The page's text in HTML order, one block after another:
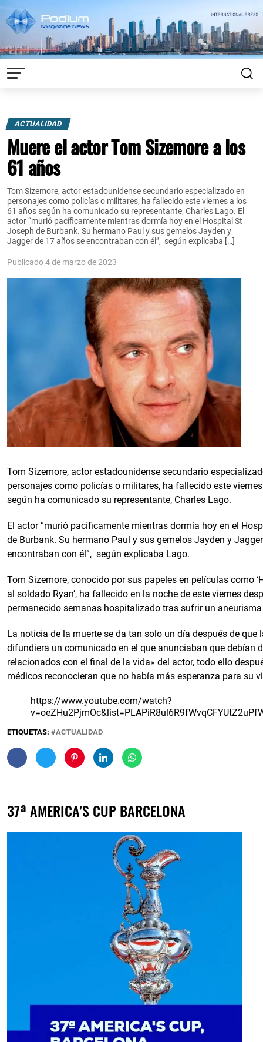
ACTUALIDAD
Muere el actor Tom Sizemore a los
61 años
Tom Sizemore, actor estadounidense secundario especializado en
personajes como policías o militares, ha fallecido este viernes a los
61 años según ha comunicado su representante, Charles Lago. El
actor “murió pacíficamente mientras dormía hoy en el Hospital St
Joseph de Burbank. Su hermano Paul y sus gemelos Jayden y
Jagger de 17 años se encontraban con él”, según explicaba […]
Publicado 4 de marzo de 2023
Tom Sizemore, actor estadounidense secundario
personajes como policías o militares, ha fallecido este
según ha comunicado su representante, Charles Lago.
El actor “murió pacíficamente mientras dormía hoy en el
de Burbank. Su hermano Paul y sus gemelos Jayden y
encontraban con él”, según explicaba Lago.
Tom Sizemore, conocido por sus papeles en películas como
al soldado Ryan’, ha fallecido en la noche de este viernes
permanecido semanas hospitalizado tras sufrir un
La noticia de la muerte se da tan solo un día después de que
difundiera un comunicado en el que anunciaban que debían
relacionados con el final de la vida» del actor, todo ello
médicos reconocieran que no había más esperanza para su
https://www.youtube.com/watch?
ETIQUETAS: ACTUALIDAD
37ª AMERICA'S CUP BARCELONA